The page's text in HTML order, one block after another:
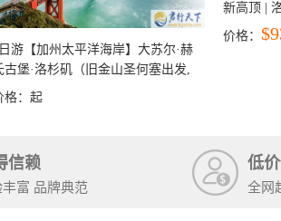
游【加州太平洋海岸】大苏尔·赫
古堡·洛杉矶（旧金山圣何塞出发,
杉矶结束）
格： 起
新高顶 |
彩穴+马
价格：
信赖
富 品牌典范
低
全网